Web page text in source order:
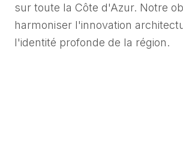
sur toute la Côte d'Azur. Notre
harmoniser l'innovation
l'identité profonde de la région.